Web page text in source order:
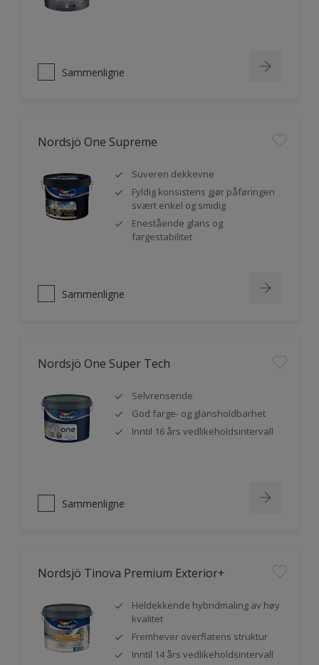
Sammenligne
Nordsjö One Supreme
Suveren dekkevne
Fyldig konsistens gjør påføringen
svært enkel og smidig
Enestående glans og
fargestabilitet
Sammenligne
Nordsjö One Super Tech
Selvrensende
God farge- og glansholdbarhet
Inntil 16 års vedlikeholdsintervall
Sammenligne
Nordsjö Tinova Premium Exterior+
Heldekkende hybridmaling av høy
kvalitet
Fremhever overflatens struktur
Inntil 14 års vedlikeholdsintervall